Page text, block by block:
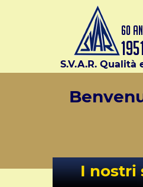
S.V.A.R. Qualità
I nostri